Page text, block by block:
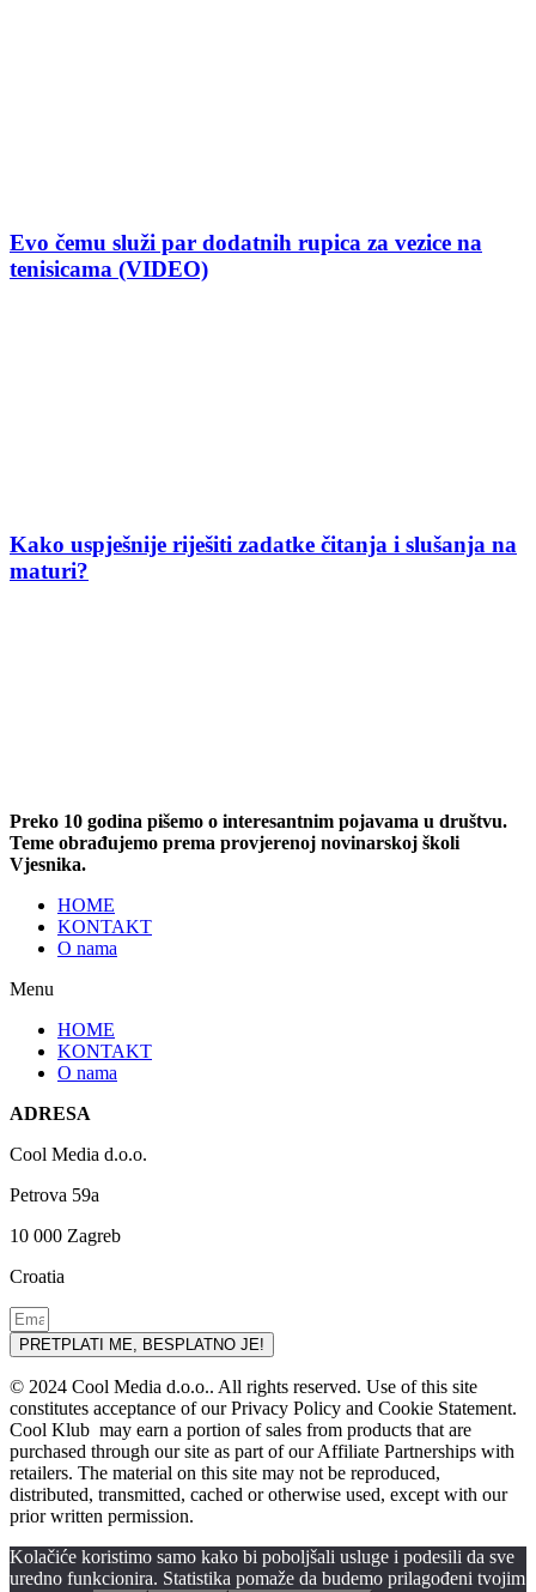
Evo čemu služi par dodatnih rupica za vezice na
tenisicama (VIDEO)
Kako uspješnije riješiti zadatke čitanja i slušanja na
maturi?
Preko 10 godina pišemo o interesantnim pojavama u društvu.
Teme obrađujemo prema provjerenoj novinarskoj školi
Vjesnika.
HOME
KONTAKT
O nama
Menu
HOME
KONTAKT
O nama
ADRESA
Cool Media d.o.o.
Petrova 59a
10 000 Zagreb
Croatia
PRETPLATI ME, BESPLATNO JE!
© 2024 Cool Media d.o.o.. All rights reserved. Use of this site
constitutes acceptance of our Privacy Policy and Cookie Statement.
Cool Klub may earn a portion of sales from products that are
purchased through our site as part of our Affiliate Partnerships with
retailers. The material on this site may not be reproduced,
distributed, transmitted, cached or otherwise used, except with our
prior written permission.
Kolačiće koristimo samo kako bi poboljšali usluge i podesili da sve
uredno funkcionira. Statistika pomaže da budemo prilagođeni tvojim